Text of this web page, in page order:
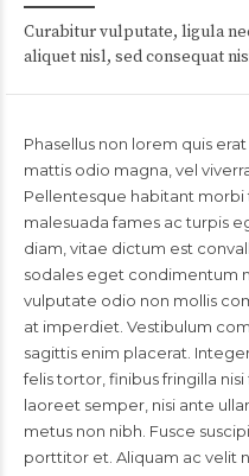
Curabitur vulputate, ligula
aliquet nisl, sed consequat
Phasellus non lorem quis
mattis odio magna, vel
Pellentesque habitant
malesuada fames ac turpis
diam, vitae dictum est
sodales eget condimentum
vulputate odio non mollis
at imperdiet. Vestibulum
sagittis enim placerat.
felis tortor, finibus fringilla
laoreet semper, nisi ante
metus non nibh. Fusce
porttitor et. Aliquam ac velit